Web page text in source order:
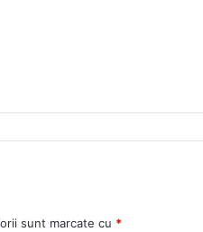
sunt marcate cu *